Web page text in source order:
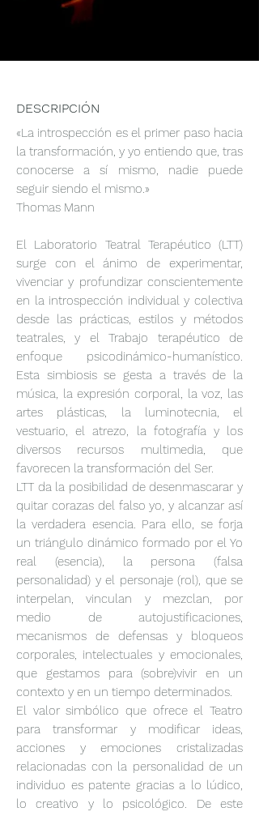
DESCRIPCIÓN
«La introspección es el primer paso hacia
la transformación, y yo entiendo que, tras
conocerse a sí mismo, nadie puede
seguir siendo el mismo.»
Thomas Mann
El Laboratorio Teatral Terapéutico (LTT)
surge con el ánimo de experimentar,
vivenciar y profundizar conscientemente
en la introspección individual y colectiva
desde las prácticas, estilos y métodos
teatrales, y el Trabajo terapéutico de
enfoque psicodinámico-humanístico.
Esta simbiosis se gesta a través de la
música, la expresión corporal, la voz, las
artes plásticas, la luminotecnia, el
vestuario, el atrezo, la fotografía y los
diversos recursos multimedia, que
favorecen la transformación del Ser.
LTT da la posibilidad de desenmascarar y
quitar corazas del falso yo, y alcanzar así
la verdadera esencia. Para ello, se forja
un triángulo dinámico formado por el Yo
real (esencia), la persona (falsa
personalidad) y el personaje (rol), que se
interpelan, vinculan y mezclan, por
medio de autojustificaciones,
mecanismos de defensas y bloqueos
corporales, intelectuales y emocionales,
que gestamos para (sobre)vivir en un
contexto y en un tiempo determinados.
El valor simbólico que ofrece el Teatro
para transformar y modificar ideas,
acciones y emociones cristalizadas
relacionadas con la personalidad de un
individuo es patente gracias a lo lúdico,
lo creativo y lo psicológico. De este